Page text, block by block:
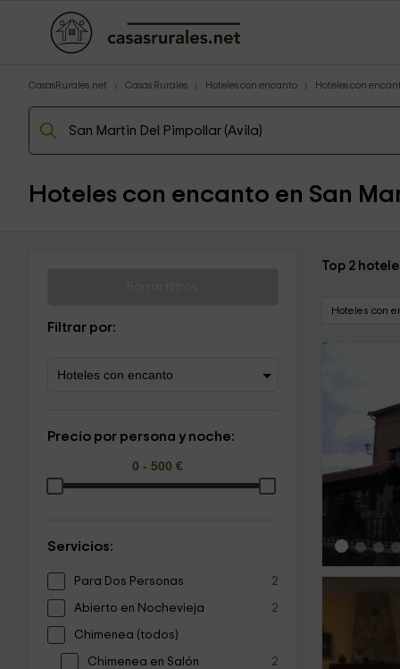
CasasRurales.net Casas Rurales Hoteles con encanto Hoteles con
Hoteles con encanto en San
Filtrar por:
Precio por persona y noche:
Servicios:
Para Dos Personas 2
Abierto en Nochevieja 2
Chimenea (todos)
Chimenea en Salón 2
Top 2
Hoteles con
‹